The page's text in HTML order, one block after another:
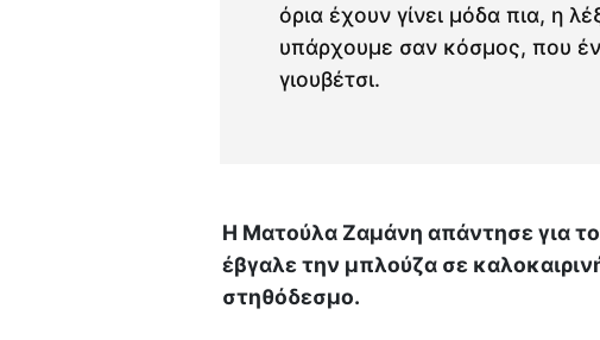
όρια έχουν γίνει μόδα πια, η
υπάρχουμε σαν κόσμος, που
γιουβέτσι.
Η Ματούλα Ζαμάνη απάντησε για
έβγαλε την μπλούζα σε
στηθόδεσμο.